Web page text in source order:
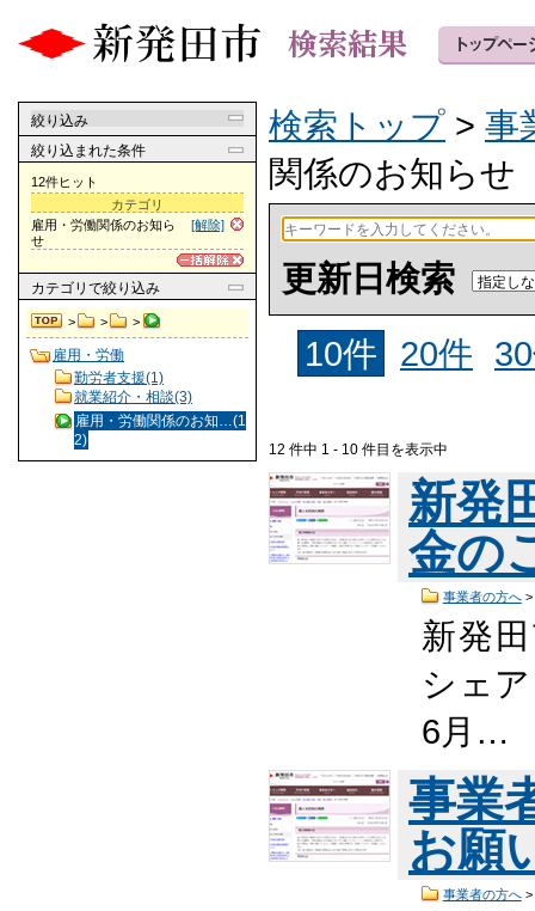
絞り込み
絞り込まれた条件
12件ヒット
カテゴリ
[解除]
雇用・労働関係のお知ら
せ
カテゴリ で絞り込み
> > >
雇用・労働
勤労者支援(1)
就業紹介・相談(3)
雇用・労働関係のお知…(1
2)
検索トップ > 事
関係のお知らせ
更新日検索
10件
20件
12 件中 1 - 10 件目を表示中
新発
金の
事業者の方へ>
新発
シェ
6月…
事業
お願
事業者の方へ>